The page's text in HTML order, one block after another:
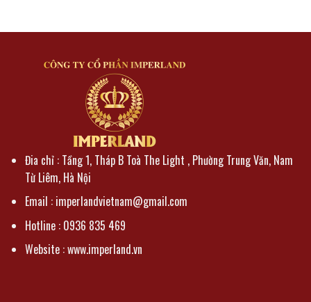
Đia chỉ : Tầng 1, Tháp B Toà The Light , Phường Trung Văn, Nam
Từ Liêm, Hà Nội
Email : imperlandvietnam@gmail.com
Hotline : 0936 835 469
Website : www.imperland.vn